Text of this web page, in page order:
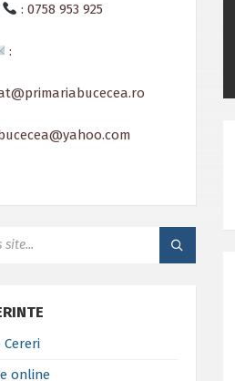
: 0758 953 925
:
Cereri
online